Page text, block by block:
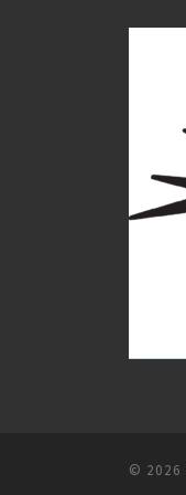
© 2026